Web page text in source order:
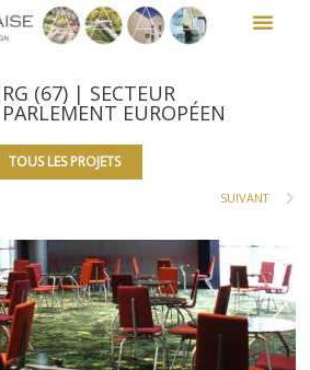
(67) | SECTEUR
EUROPÉEN
TOUS LES PROJETS
SUIVANT